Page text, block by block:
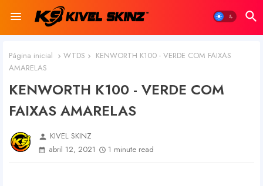
Página inicial WTDS
KENWORTH K100 - VERDE COM FAIXAS
AMARELAS
KENWORTH K100 - VERDE COM
FAIXAS AMARELAS
person KIVEL SKINZ
abril 12, 2021
1 minute read